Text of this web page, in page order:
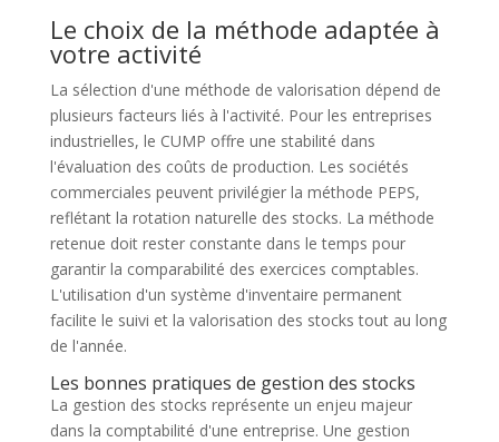
Le choix de la méthode adaptée à
votre activité
La sélection d'une méthode de valorisation dépend de
plusieurs facteurs liés à l'activité. Pour les entreprises
industrielles, le CUMP offre une stabilité dans
l'évaluation des coûts de production. Les sociétés
commerciales peuvent privilégier la méthode PEPS,
reflétant la rotation naturelle des stocks. La méthode
retenue doit rester constante dans le temps pour
garantir la comparabilité des exercices comptables.
L'utilisation d'un système d'inventaire permanent
facilite le suivi et la valorisation des stocks tout au long
de l'année.
Les bonnes pratiques de gestion des stocks
La gestion des stocks représente un enjeu majeur
dans la comptabilité d'une entreprise. Une gestion